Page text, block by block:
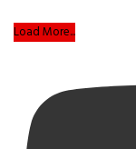
Load More...